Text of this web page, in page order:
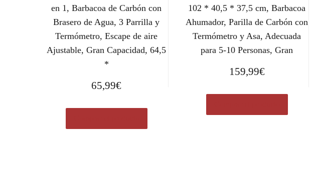
en 1, Barbacoa de Carbón con
Brasero de Agua, 3 Parrilla y
Termómetro, Escape de aire
Ajustable, Gran Capacidad, 64,5
*
65,99€
102 * 40,5 * 37,5 cm, Barbacoa
Ahumador, Parilla de Carbón con
Termómetro y Asa, Adecuada
para 5-10 Personas, Gran
159,99€